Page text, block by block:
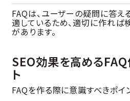
FAQは、ユーザーの疑問に答
適しているため、適切に作れ
があります。
SEO効果を高める
ト
FAQを作る際に意識すべきポイ